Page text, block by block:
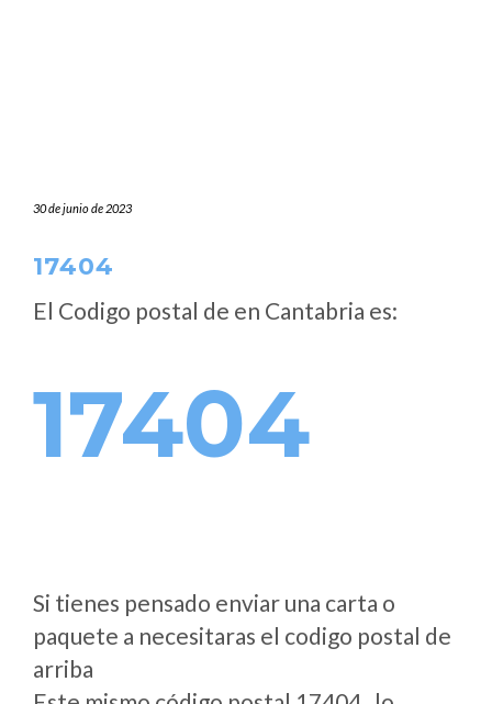
30 de junio de 2023
17404
El Codigo postal de en Cantabria es:
17404
Si tienes pensado enviar una carta o
paquete a necesitaras el codigo postal de
arriba